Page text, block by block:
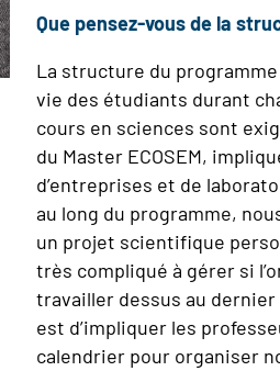
Que pensez-vous de la
La structure du programme
vie des étudiants durant
cours en sciences sont
du Master ECOSEM,
d’entreprises et de
au long du programme,
un projet scientifique
très compliqué à gérer si
travailler dessus au
est d’impliquer les
calendrier pour organiser